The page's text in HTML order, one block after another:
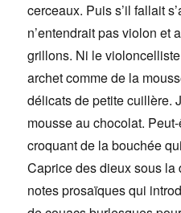
cerceaux. Puis s’il fallait
n’entendrait pas violon et
grillons. Ni le
archet comme de la
délicats de petite cuillère.
mousse au chocolat.
croquant de la bouchée
Caprice des dieux sous la
notes prosaïques qui